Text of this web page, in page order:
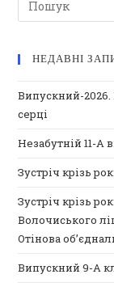
НЕДАВНІ
Випускний-
серці
Незабутній 11-А
Зустріч крізь
Зустріч крізь
Волочиського
Отінова
Випускний 9-А